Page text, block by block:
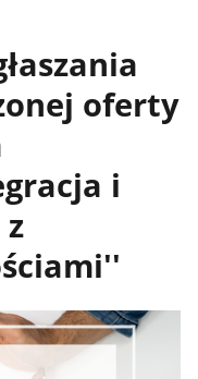
oferty
i